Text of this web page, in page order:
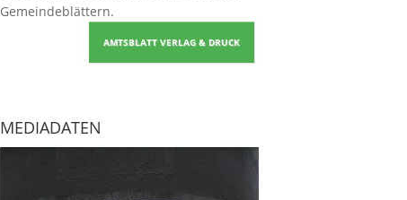
Gemeindeblättern.
AMTSBLATT VERLAG & DRUCK
MEDIADATEN